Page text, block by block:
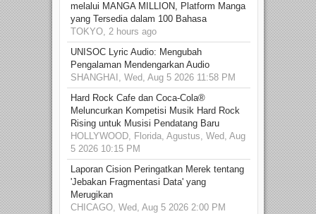
melalui MANGA MILLION, Platform Manga
yang Tersedia dalam 100 Bahasa
TOKYO, 2 hours ago
UNISOC Lyric Audio: Mengubah
Pengalaman Mendengarkan Audio
SHANGHAI, Wed, Aug 5 2026 11:58 PM
Hard Rock Cafe dan Coca-Cola®
Meluncurkan Kompetisi Musik Hard Rock
Rising untuk Musisi Pendatang Baru
HOLLYWOOD, Florida, Agustus, Wed, Aug
5 2026 10:15 PM
Laporan Cision Peringatkan Merek tentang
'Jebakan Fragmentasi Data' yang
Merugikan
CHICAGO, Wed, Aug 5 2026 2:00 PM